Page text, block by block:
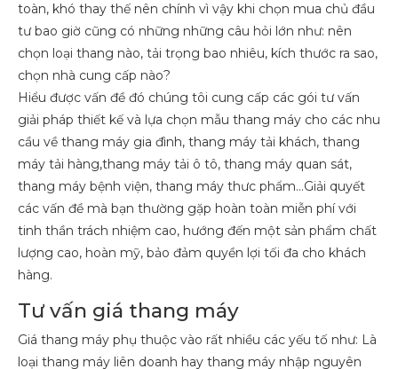
toàn, khó thay thế nên chính vì vậy khi chọn mua chủ đầu
tư bao giờ cũng có những những câu hỏi lớn như: nên
chọn loại thang nào, tải trọng bao nhiêu, kích thước ra sao,
chọn nhà cung cấp nào?
Hiểu được vấn đề đó chúng tôi cung cấp các gói tư vấn
giải pháp thiết kế và lựa chọn mẫu thang máy cho các nhu
cầu về thang máy gia đình, thang máy tải khách, thang
máy tải hàng,thang máy tải ô tô, thang máy quan sát,
thang máy bệnh viện, thang máy thưc phẩm…Giải quyết
các vấn đề mà bạn thường gặp hoàn toàn miễn phí với
tinh thần trách nhiệm cao, hướng đến một sản phẩm chất
lượng cao, hoàn mỹ, bảo đảm quyền lợi tối đa cho khách
hàng.
Tư vấn giá thang máy
Giá thang máy phụ thuộc vào rất nhiều các yếu tố như: Là
loại thang máy liên doanh hay thang máy nhập nguyên